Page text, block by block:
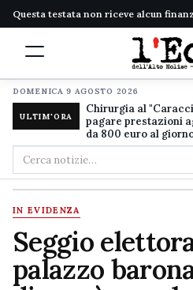
Questa testata non riceve alcun
DOMENICA 9 AGOSTO 2026
ULTIM'ORA
Chirurgia al
pagare prestazioni
da 800 euro al
Cerca
nel
sito
IN EVIDENZA
Seggio
palazzo